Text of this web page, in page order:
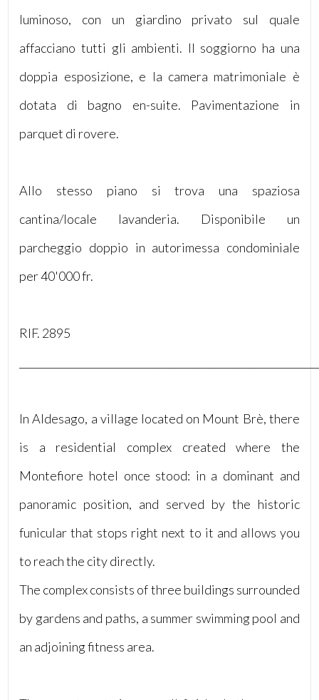
luminoso, con un giardino privato sul quale
affacciano tutti gli ambienti. Il soggiorno ha una
doppia esposizione, e la camera matrimoniale è
dotata di bagno en-suite. Pavimentazione in
parquet di rovere.
Allo stesso piano si trova una spaziosa
cantina/locale lavanderia. Disponibile un
parcheggio doppio in autorimessa condominiale
per 40'000 fr.
RIF. 2895
In Aldesago, a village located on Mount Brè, there
is a residential complex created where the
Montefiore hotel once stood: in a dominant and
panoramic position, and served by the historic
funicular that stops right next to it and allows you
to reach the city directly.
The complex consists of three buildings surrounded
by gardens and paths, a summer swimming pool and
an adjoining fitness area.
2
5
2
4
5+
Camere
minime